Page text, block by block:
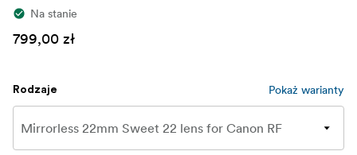
Na stanie
799,00 zł
Rodzaje Pokaż warianty